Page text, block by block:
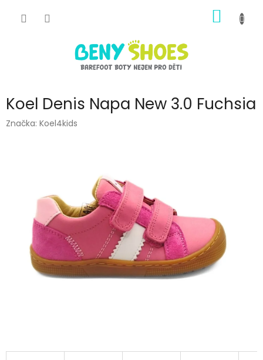
KOŠÍK
Koel Denis Napa New 3.0 Fuchsia
Značka: Koel4kids